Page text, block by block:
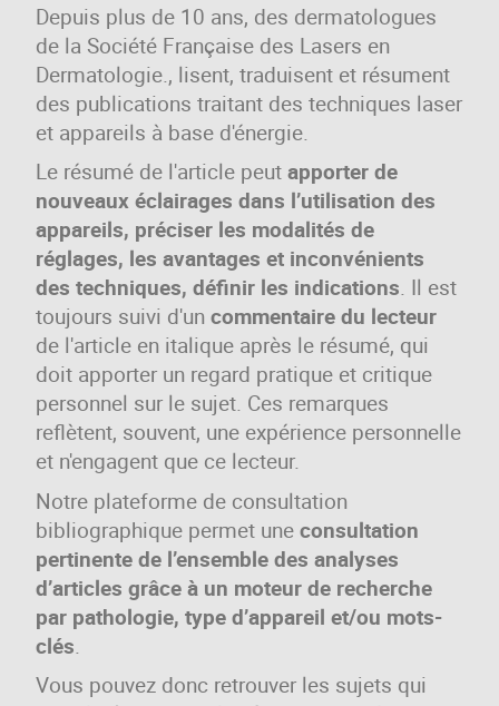
Depuis plus de 10 ans, des dermatologues
de la Société Française des Lasers en
Dermatologie., lisent, traduisent et résument
des publications traitant des techniques laser
et appareils à base d'énergie.
Le résumé de l'article peutapporter de
nouveaux éclairages dans l’utilisation des
appareils, préciser les modalités de
réglages, les avantages et inconvénients
des techniques, définir les indications. Il est
toujours suivi d'un commentaire du lecteur
de l'article en italique après le résumé, qui
doit apporter un regard pratique et critique
personnel sur le sujet. Ces remarques
reflètent, souvent, une expérience personnelle
et n'engagent que ce lecteur.
Notre plateforme de consultation
bibliographique permet uneconsultation
pertinente de l’ensemble des analyses
d’articles grâce à un moteur de recherche
par pathologie, type d’appareil et/ou mots-
clés.
Vous pouvez donc retrouver les sujets qui